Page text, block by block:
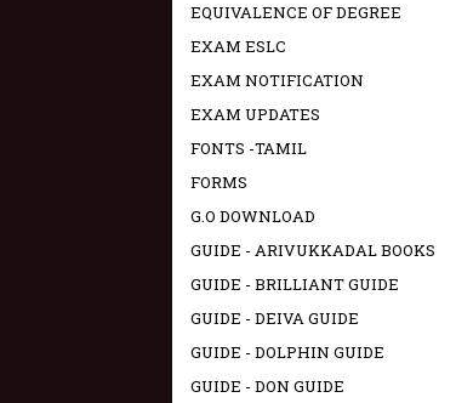
EQUIVALENCE OF DEGREE
EXAM ESLC
EXAM NOTIFICATION
EXAM UPDATES
FONTS -TAMIL
FORMS
G.O DOWNLOAD
GUIDE - ARIVUKKADAL BOOKS
GUIDE - BRILLIANT GUIDE
GUIDE - DEIVA GUIDE
GUIDE - DOLPHIN GUIDE
GUIDE - DON GUIDE